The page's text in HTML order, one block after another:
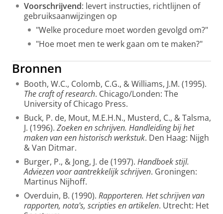
Voorschrijvend: levert instructies, richtlijnen of
gebruiksaanwijzingen op
"Welke procedure moet worden gevolgd om?"
"Hoe moet men te werk gaan om te maken?"
Bronnen
Booth, W.C., Colomb, C.G., & Williams, J.M. (1995).
The craft of research. Chicago/Londen: The
University of Chicago Press.
Buck, P. de, Mout, M.E.H.N., Musterd, C., & Talsma,
J. (1996). Zoeken en schrijven. Handleiding bij het
maken van een historisch werkstuk. Den Haag: Nijgh
& Van Ditmar.
Burger, P., & Jong, J. de (1997). Handboek stijl.
Adviezen voor aantrekkelijk schrijven. Groningen:
Martinus Nijhoff.
Overduin, B. (1990). Rapporteren. Het schrijven van
rapporten, nota's, scripties en artikelen. Utrecht: Het